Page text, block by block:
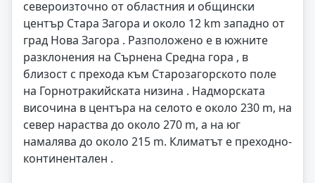
североизточно от областния и общински
център Стара Загора и около 12 km западно от
град Нова Загора . Разположено е в южните
разклонения на Сърнена Средна гора , в
близост с прехода към Старозагорското поле
на Горнотракийската низина . Надморската
височина в центъра на селото е около 230 m, на
север нараства до около 270 m, а на юг
намалява до около 215 m. Климатът е преходно-
континентален .